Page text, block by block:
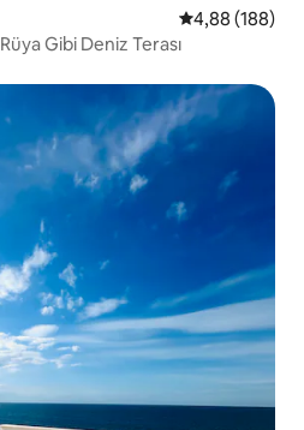
5 üzerinden
4,88 (188)
Gibi Deniz Terası